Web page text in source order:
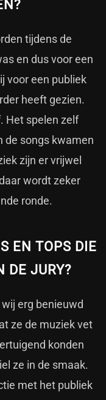
tijdens de
en dus voor een
voor een publiek
heeft gezien.
Het spelen zelf
de songs kwamen
zijn er vrijwel
wordt zeker
ronde.
EN TOPS DIE
DE JURY?
erg benieuwd
ze de muziek vet
konden
ze in de smaak.
met het publiek